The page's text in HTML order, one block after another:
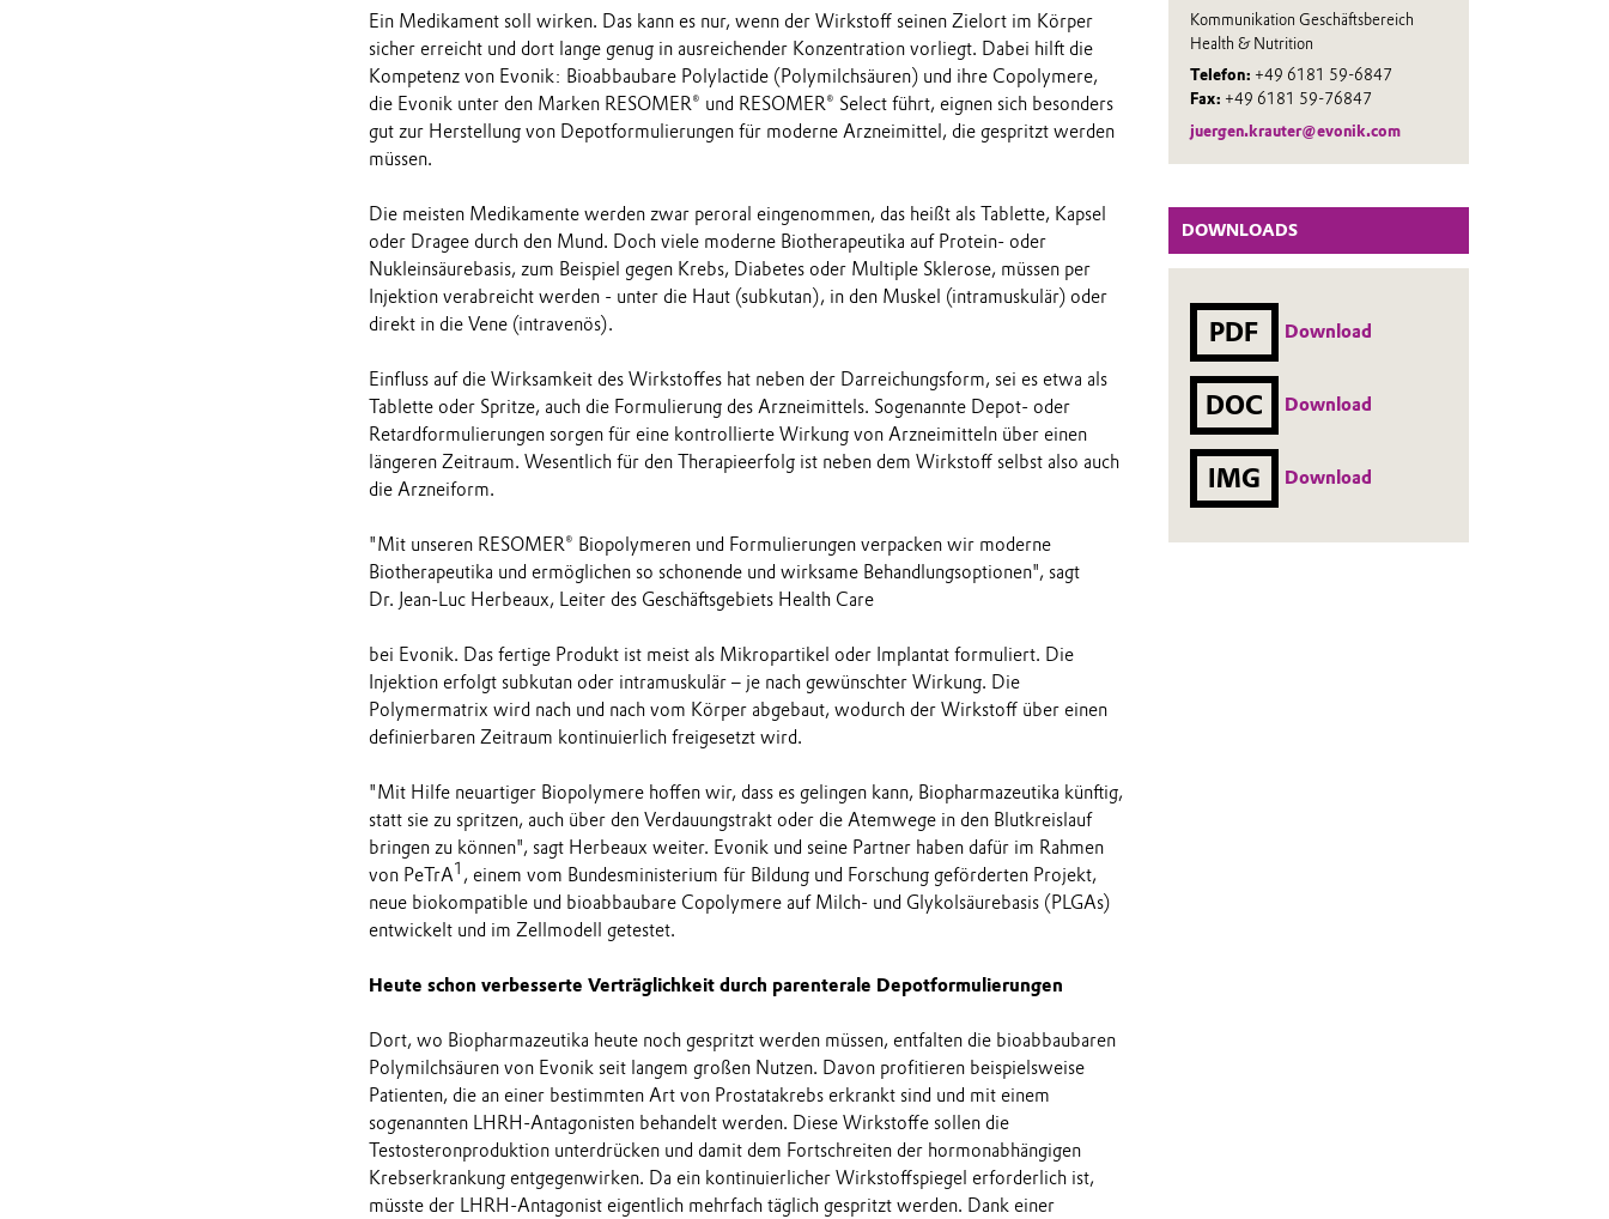
Kommunikation Geschäftsbereich
Health & Nutrition
Telefon: +49 6181 59-6847
Fax: +49 6181 59-76847
juergen.krauter@evonik.com
DOWNLOADS
PDF Download
DOC Download
IMG Download
Ein Medikament soll wirken. Das kann es nur, wenn der Wirkstoff seinen Zielort im Körper
sicher erreicht und dort lange genug in ausreichender Konzentration vorliegt. Dabei hilft die
Kompetenz von Evonik: Bioabbaubare Polylactide (Polymilchsäuren) und ihre Copolymere,
die Evonik unter den Marken RESOMER® und RESOMER® Select führt, eignen sich besonders
gut zur Herstellung von Depotformulierungen für moderne Arzneimittel, die gespritzt werden
müssen.
Die meisten Medikamente werden zwar peroral eingenommen, das heißt als Tablette, Kapsel
oder Dragee durch den Mund. Doch viele moderne Biotherapeutika auf Protein- oder
Nukleinsäurebasis, zum Beispiel gegen Krebs, Diabetes oder Multiple Sklerose, müssen per
Injektion verabreicht werden - unter die Haut (subkutan), in den Muskel (intramuskulär) oder
direkt in die Vene (intravenös).
Einfluss auf die Wirksamkeit des Wirkstoffes hat neben der Darreichungsform, sei es etwa als
Tablette oder Spritze, auch die Formulierung des Arzneimittels. Sogenannte Depot- oder
Retardformulierungen sorgen für eine kontrollierte Wirkung von Arzneimitteln über einen
längeren Zeitraum. Wesentlich für den Therapieerfolg ist neben dem Wirkstoff selbst also auch
die Arzneiform.
"Mit unseren RESOMER® Biopolymeren und Formulierungen verpacken wir moderne
Biotherapeutika und ermöglichen so schonende und wirksame Behandlungsoptionen", sagt
Dr. Jean-Luc Herbeaux, Leiter des Geschäftsgebiets Health Care
bei Evonik. Das fertige Produkt ist meist als Mikropartikel oder Implantat formuliert. Die
Injektion erfolgt subkutan oder intramuskulär – je nach gewünschter Wirkung. Die
Polymermatrix wird nach und nach vom Körper abgebaut, wodurch der Wirkstoff über einen
definierbaren Zeitraum kontinuierlich freigesetzt wird.
"Mit Hilfe neuartiger Biopolymere hoffen wir, dass es gelingen kann, Biopharmazeutika künftig,
statt sie zu spritzen, auch über den Verdauungstrakt oder die Atemwege in den Blutkreislauf
bringen zu können", sagt Herbeaux weiter. Evonik und seine Partner haben dafür im Rahmen
von PeTrA1 , einem vom Bundesministerium für Bildung und Forschung geförderten Projekt,
neue biokompatible und bioabbaubare Copolymere auf Milch- und Glykolsäurebasis (PLGAs)
entwickelt und im Zellmodell getestet.
Heute schon verbesserte Verträglichkeit durch parenterale Depotformulierungen
Dort, wo Biopharmazeutika heute noch gespritzt werden müssen, entfalten die bioabbaubaren
Polymilchsäuren von Evonik seit langem großen Nutzen. Davon profitieren beispielsweise
Patienten, die an einer bestimmten Art von Prostatakrebs erkrankt sind und mit einem
sogenannten LHRH-Antagonisten behandelt werden. Diese Wirkstoffe sollen die
Testosteronproduktion unterdrücken und damit dem Fortschreiten der hormonabhängigen
Krebserkrankung entgegenwirken. Da ein kontinuierlicher Wirkstoffspiegel erforderlich ist,
müsste der LHRH-Antagonist eigentlich mehrfach täglich gespritzt werden. Dank einer